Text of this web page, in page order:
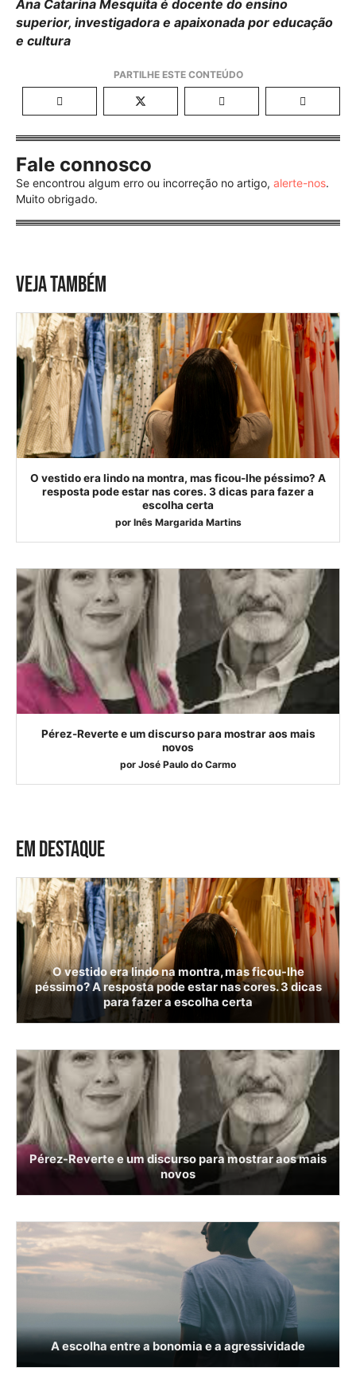
Ana Catarina Mesquita é docente do ensino
superior, investigadora e apaixonada por educação
e cultura
Fale connosco
Se encontrou algum erro ou incorreção no artigo, alerte-nos.
Muito obrigado.
VEJA TAMBÉM
O vestido era lindo na montra, mas ficou-lhe péssimo? A
resposta pode estar nas cores. 3 dicas para fazer a
escolha certa
por Inês Margarida Martins
Pérez-Reverte e um discurso para mostrar aos mais
novos
por José Paulo do Carmo
EM DESTAQUE
O vestido era lindo na montra, mas ficou-lhe
péssimo? A resposta pode estar nas cores. 3 dicas
para fazer a escolha certa
Pérez-Reverte e um discurso para mostrar aos mais
novos
A escolha entre a bonomia e a agressividade